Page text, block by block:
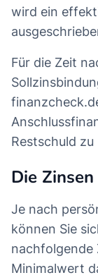
wird ein
Für die Zeit
Restschuld
Die
Je nach
können Sie
nachfolgende
Minimalwert